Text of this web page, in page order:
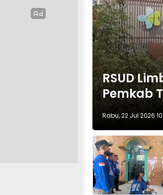
RSUD
Pemkab
Rabu, 22 Jul 2026